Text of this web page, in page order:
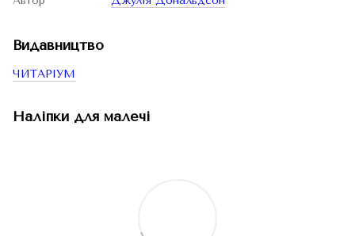
Видавництво
ЧИТАРІУМ
Наліпки для малечі